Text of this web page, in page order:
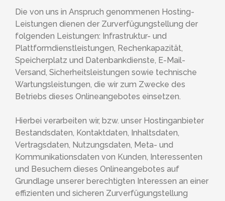
Die von uns in Anspruch genommenen Hosting-
Leistungen dienen der Zurverfügungstellung der
folgenden Leistungen: Infrastruktur- und
Plattformdienstleistungen, Rechenkapazität,
Speicherplatz und Datenbankdienste, E-Mail-
Versand, Sicherheitsleistungen sowie technische
Wartungsleistungen, die wir zum Zwecke des
Betriebs dieses Onlineangebotes einsetzen.
Hierbei verarbeiten wir, bzw. unser Hostinganbieter
Bestandsdaten, Kontaktdaten, Inhaltsdaten,
Vertragsdaten, Nutzungsdaten, Meta- und
Kommunikationsdaten von Kunden, Interessenten
und Besuchern dieses Onlineangebotes auf
Grundlage unserer berechtigten Interessen an einer
effizienten und sicheren Zurverfügungstellung